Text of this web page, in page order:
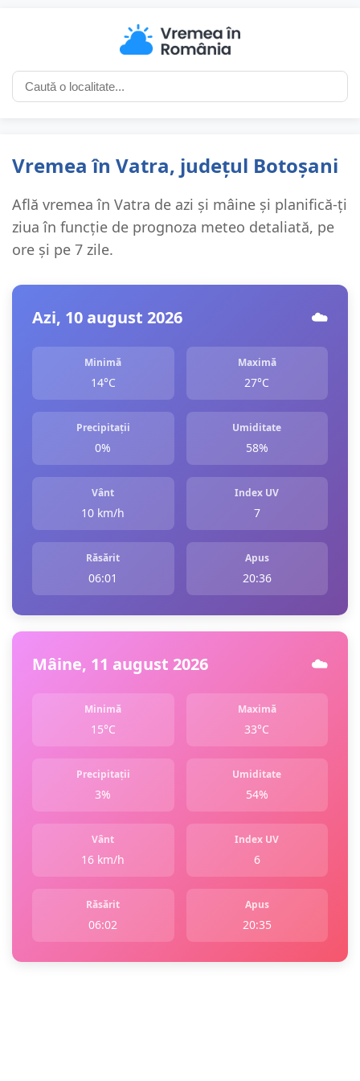
Vremea în Vatra, județul Botoșani
Află vremea în Vatra de azi și mâine și planifică-ți
ziua în funcție de prognoza meteo detaliată, pe
ore și pe 7 zile.
Azi, 10 august 2026 ☁️
Minimă
14°C
Maximă
27°C
Precipitații
0%
Umiditate
58%
Vânt
10 km/h
Index UV
7
Răsărit
06:01
Apus
20:36
Mâine, 11 august 2026 ☁️
Minimă
15°C
Maximă
33°C
Precipitații
3%
Umiditate
54%
Vânt
16 km/h
Index UV
6
Răsărit
06:02
Apus
20:35